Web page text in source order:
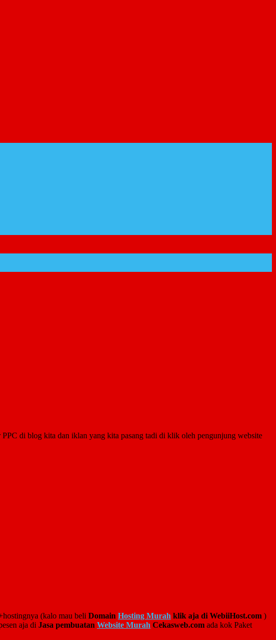
PPC di blog kita dan iklan yang kita pasang tadi di klik oleh pengunjung website
(kalo mau beli Domain Hosting Murah klik aja di WebiiHost.com )
aja di Jasa pembuatan Website Murah Cekasweb.com ada kok Paket